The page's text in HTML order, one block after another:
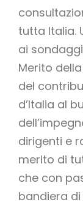
tutta Italia.
ai
Merito
del
d’Italia al
dirigenti e
merito di
che con
bandiera di